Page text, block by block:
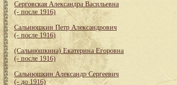
Серговская Александра Васильевна
(- после 1916)
Сальнюшкин Петр Александрович
(- после 1916)
(Сальнюшкина) Екатерина Егоровна
(- после 1916)
Сальнюшкин Александр Сергеевич
(- до 1916)